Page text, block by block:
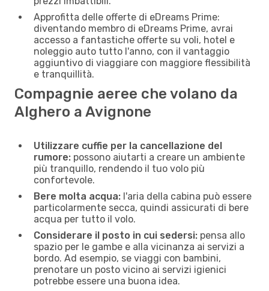
Approfitta delle offerte di eDreams Prime:
diventando membro di eDreams Prime, avrai
accesso a fantastiche offerte su voli, hotel e
noleggio auto tutto l'anno, con il vantaggio
aggiuntivo di viaggiare con maggiore flessibilità
e tranquillità.
Compagnie aeree che volano da
Alghero a Avignone
Utilizzare cuffie per la cancellazione del
rumore: possono aiutarti a creare un ambiente
più tranquillo, rendendo il tuo volo più
confortevole.
Bere molta acqua: l'aria della cabina può essere
particolarmente secca, quindi assicurati di bere
acqua per tutto il volo.
Considerare il posto in cui sedersi: pensa allo
spazio per le gambe e alla vicinanza ai servizi a
bordo. Ad esempio, se viaggi con bambini,
prenotare un posto vicino ai servizi igienici
potrebbe essere una buona idea.